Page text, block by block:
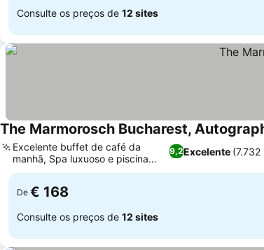
Consulte os preços de 12 sites
The Marmorosch Bucharest,
9,2Excelente
Excelente buffet de café da
manhã, Spa luxuoso e piscina
coberta
De € 168
Consulte os preços de 12 sites